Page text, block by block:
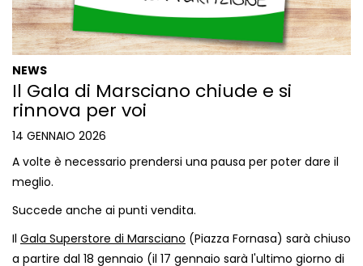
NEWS
Il Gala di Marsciano chiude e si
rinnova per voi
14 GENNAIO 2026
A volte è necessario prendersi una pausa per poter dare il
meglio.
Succede anche ai punti vendita.
Il Gala Superstore di Marsciano (Piazza Fornasa) sarà chiuso
a partire dal 18 gennaio (il 17 gennaio sarà l'ultimo giorno di